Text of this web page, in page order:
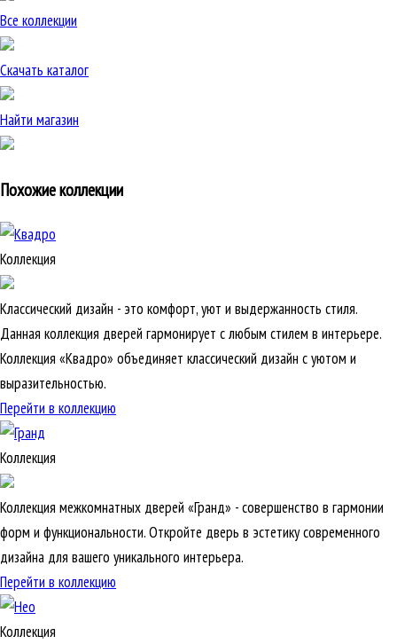
Все коллекции
Скачать каталог
Найти магазин
Похожие коллекции
Коллекция
Классический дизайн - это комфорт, уют и выдержанность стиля.
Данная коллекция дверей гармонирует с любым стилем в интерьере.
Коллекция «Квадро» объединяет классический дизайн с уютом и
выразительностью.
Перейти в коллекцию
Коллекция
Коллекция межкомнатных дверей «Гранд» - совершенство в гармонии
форм и функциональности. Откройте дверь в эстетику современного
дизайна для вашего уникального интерьера.
Перейти в коллекцию
Коллекция